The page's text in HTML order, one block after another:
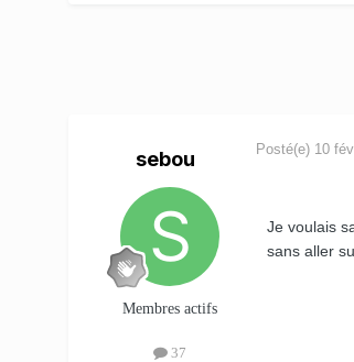
sebou
Membres actifs
37
Posté(e) 10
Je voulais
sans aller